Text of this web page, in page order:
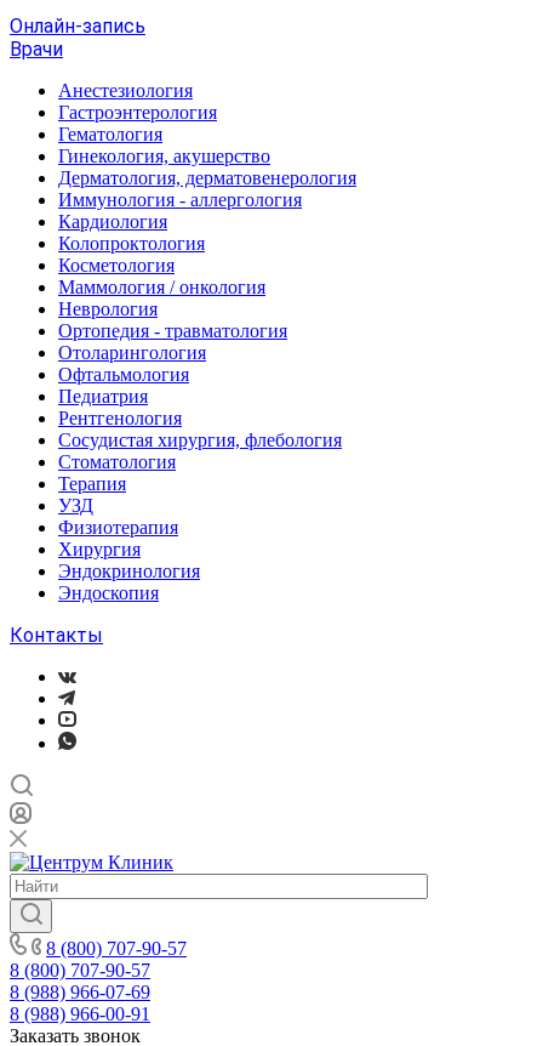
Онлайн-запись
Врачи
Анестезиология
Гастроэнтерология
Гематология
Гинекология, акушерство
Дерматология, дерматовенерология
Иммунология - аллергология
Кардиология
Колопроктология
Косметология
Маммология / онкология
Неврология
Ортопедия - травматология
Отоларингология
Офтальмология
Педиатрия
Рентгенология
Сосудистая хирургия, флебология
Стоматология
Терапия
УЗД
Физиотерапия
Хирургия
Эндокринология
Эндоскопия
Контакты
8 (800) 707-90-57
8 (800) 707-90-57
8 (988) 966-07-69
8 (988) 966-00-91
Заказать звонок